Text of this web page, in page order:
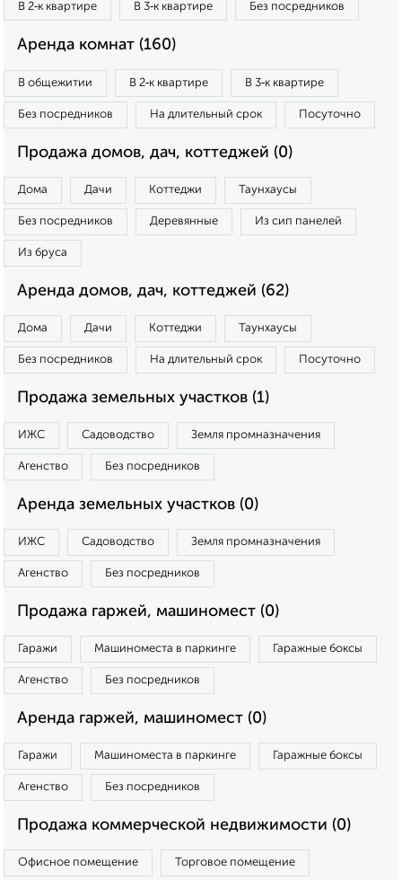
В 2‑к квартире В 3‑к квартире Без посредников
Аренда комнат (160)
В общежитии В 2‑к квартире В 3‑к квартире
Без посредников На длительный срок Посуточно
Продажа домов, дач, коттеджей (0)
Дома Дачи Коттеджи Таунхаусы
Без посредников Деревянные Из сип панелей
Из бруса
Аренда домов, дач, коттеджей (62)
Дома Дачи Коттеджи Таунхаусы
Без посредников На длительный срок Посуточно
Продажа земельных участков (1)
ИЖС Садоводство Земля промназначения
Агенство Без посредников
Аренда земельных участков (0)
ИЖС Садоводство Земля промназначения
Агенство Без посредников
Продажа гаржей, машиномест (0)
Гаражи Машиноместа в паркинге Гаражные боксы
Агенство Без посредников
Аренда гаржей, машиномест (0)
Гаражи Машиноместа в паркинге Гаражные боксы
Агенство Без посредников
Продажа коммерческой недвижимости (0)
Офисное помещение Торговое помещение